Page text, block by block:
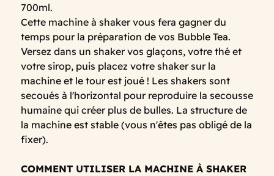
700ml.
Cette machine à shaker vous fera gagner du
temps pour la préparation de vos Bubble Tea.
Versez dans un shaker vos glaçons, votre thé et
votre sirop, puis placez votre shaker sur la
machine et le tour est joué ! Les shakers sont
secoués à l'horizontal pour reproduire la secousse
humaine qui créer plus de bulles. La structure de
la machine est stable (vous n'êtes pas obligé de la
fixer).
COMMENT UTILISER LA MACHINE À SHAKER